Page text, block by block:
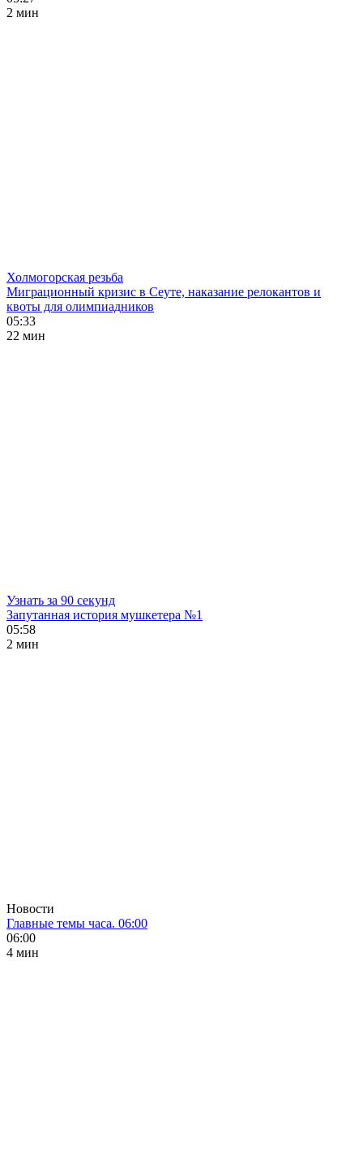
2 мин
Холмогорская резьба
Миграционный кризис в Сеуте, наказание релокантов и
квоты для олимпиадников
05:33
22 мин
Узнать за 90 секунд
Запутанная история мушкетера №1
05:58
2 мин
Новости
Главные темы часа. 06:00
06:00
4 мин